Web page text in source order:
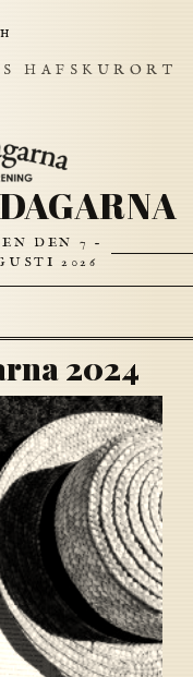
HAFSKURORT
DEN 7 –
2026
2024